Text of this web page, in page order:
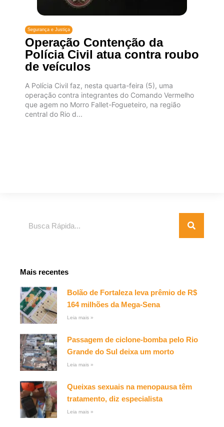
Segurança e Justiça
Operação Contenção da
Polícia Civil atua contra roubo
de veículos
A Polícia Civil faz, nesta quarta-feira (5), uma
operação contra integrantes do Comando Vermelho
que agem no Morro Fallet-Fogueteiro, na região
central do Rio d...
Mais recentes
Bolão de Fortaleza leva prêmio de R$
164 milhões da Mega-Sena
Leia mais »
Passagem de ciclone-bomba pelo Rio
Grande do Sul deixa um morto
Leia mais »
Queixas sexuais na menopausa têm
tratamento, diz especialista
Leia mais »